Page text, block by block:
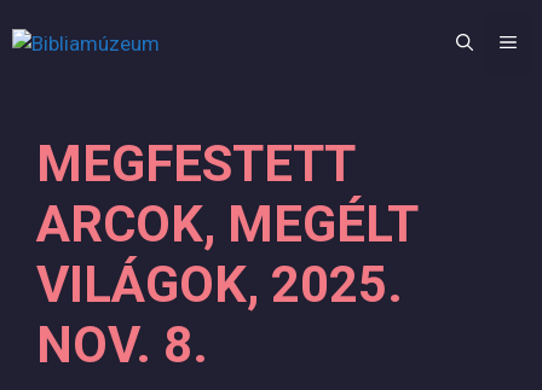
to
MEGFESTETT
ARCOK, MEGÉLT
VILÁGOK, 2025.
NOV. 8.